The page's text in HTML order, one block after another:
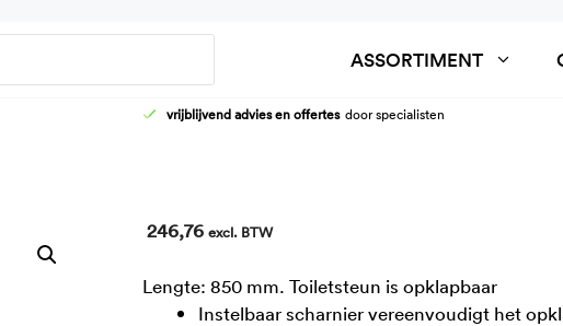
ASSORTIMENT
vrijblijvend advies en offertes door specialisten
246,76 excl. BTW
Lengte: 850 mm. Toiletsteun is opklapbaar
Instelbaar scharnier vereenvoudigt het